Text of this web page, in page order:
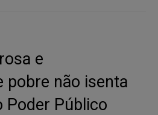
e
pobre não isenta
Poder Público